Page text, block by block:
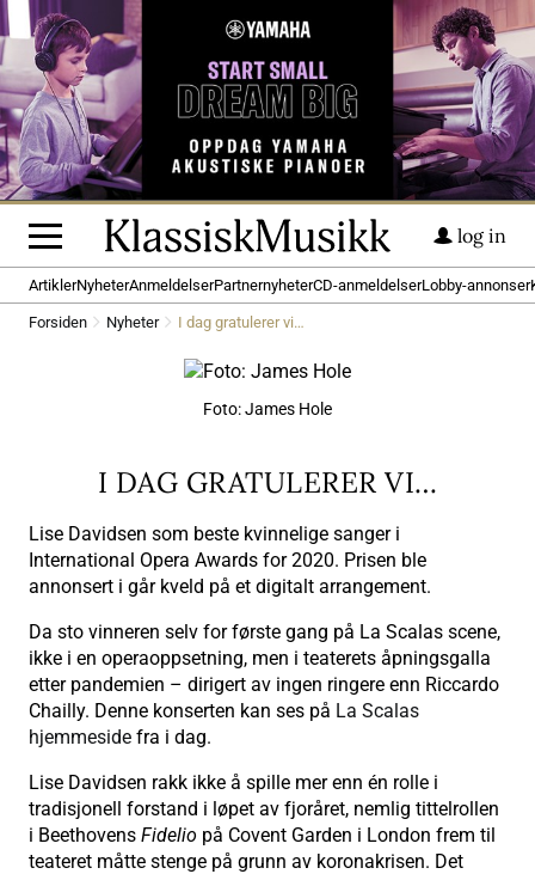
log in
ArtiklerNyheterAnmeldelserPartnernyheterCD-anmeldelserLobby-annonser
Forsiden Nyheter I dag gratulerer vi…
Foto: James Hole
I DAG GRATULERER VI…
Lise Davidsen som beste kvinnelige sanger i
International Opera Awards for 2020. Prisen ble
annonsert i går kveld på et digitalt arrangement.
Da sto vinneren selv for første gang på La Scalas scene,
ikke i en operaoppsetning, men i teaterets åpningsgalla
etter pandemien – dirigert av ingen ringere enn Riccardo
Chailly. Denne konserten kan ses på La Scalas
hjemmeside fra i dag.
Lise Davidsen rakk ikke å spille mer enn én rolle i
tradisjonell forstand i løpet av fjoråret, nemlig tittelrollen
i Beethovens Fidelio på Covent Garden i London frem til
teateret måtte stenge på grunn av koronakrisen. Det